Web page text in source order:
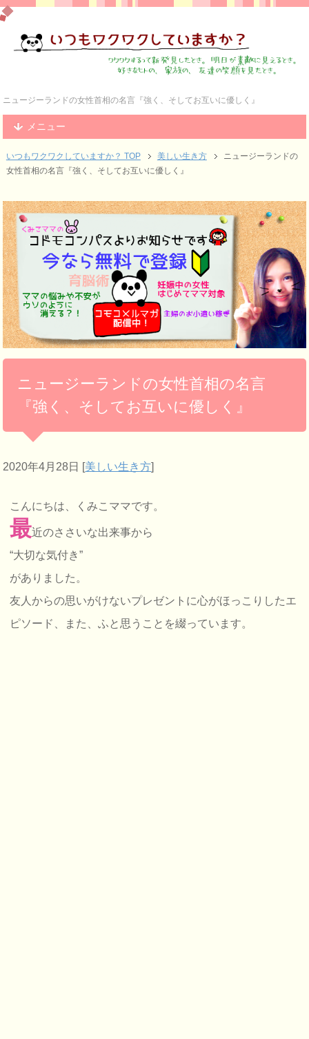
ニュージーランドの女性首相の名言『強く、そしてお互いに優しく』
メニュー
いつもワクワクしていますか？ TOP 美しい生き方
ニュージーランドの
女性首相の名言『強く、そしてお互いに優しく』
ニュージーランドの女性首相の名言
『強く、そしてお互いに優しく』
2020年4月28日 [美しい生き方]
こんにちは、くみこママです。
最近のささいな出来事から
“大切な気付き”
がありました。
友人からの思いがけないプレゼントに心がほっこりしたエ
ピソード、また、ふと思うことを綴っています。